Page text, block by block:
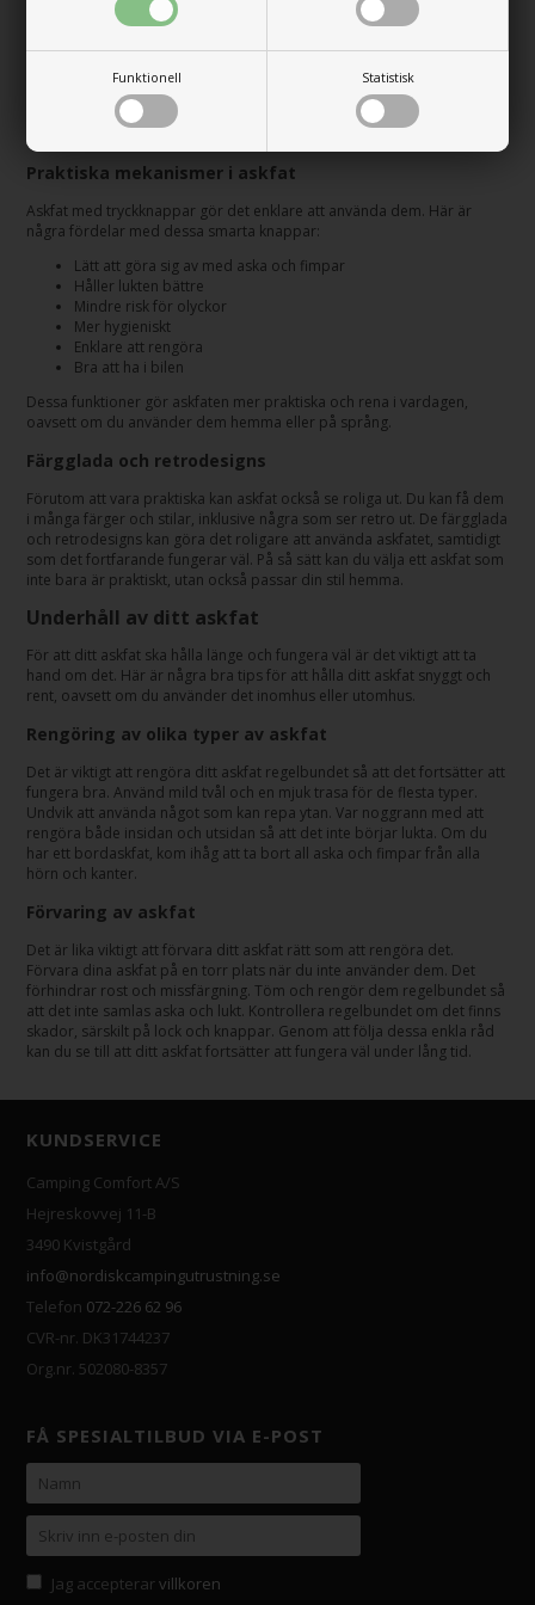
Funktionell Statistisk
använda. Här är några av de bra saker du kan hitta:
Självlysande kanter för synlighet
Vissa askfat har kanter som lyser i mörkret. Det gör dem lätta att hitta
när det är mörkt ute eller i svag belysning. Det är särskilt praktiskt om
du använder dem utomhus på kvällen.
Praktiska mekanismer i askfat
Askfat med tryckknappar gör det enklare att använda dem. Här är
några fördelar med dessa smarta knappar:
Lätt att göra sig av med aska och fimpar
Håller lukten bättre
Mindre risk för olyckor
Mer hygieniskt
Enklare att rengöra
Bra att ha i bilen
Dessa funktioner gör askfaten mer praktiska och rena i vardagen,
oavsett om du använder dem hemma eller på språng.
Färgglada och retrodesigns
Förutom att vara praktiska kan askfat också se roliga ut. Du kan få dem
i många färger och stilar, inklusive några som ser retro ut. De färgglada
och retrodesigns kan göra det roligare att använda askfatet, samtidigt
som det fortfarande fungerar väl. På så sätt kan du välja ett askfat som
inte bara är praktiskt, utan också passar din stil hemma.
Underhåll av ditt askfat
För att ditt askfat ska hålla länge och fungera väl är det viktigt att ta
hand om det. Här är några bra tips för att hålla ditt askfat snyggt och
rent, oavsett om du använder det inomhus eller utomhus.
Rengöring av olika typer av askfat
Det är viktigt att rengöra ditt askfat regelbundet så att det fortsätter att
fungera bra. Använd mild tvål och en mjuk trasa för de flesta typer.
Undvik att använda något som kan repa ytan. Var noggrann med att
rengöra både insidan och utsidan så att det inte börjar lukta. Om du
har ett bordaskfat, kom ihåg att ta bort all aska och fimpar från alla
hörn och kanter.
Förvaring av askfat
Det är lika viktigt att förvara ditt askfat rätt som att rengöra det.
Förvara dina askfat på en torr plats när du inte använder dem. Det
förhindrar rost och missfärgning. Töm och rengör dem regelbundet så
att det inte samlas aska och lukt. Kontrollera regelbundet om det finns
skador, särskilt på lock och knappar. Genom att följa dessa enkla råd
kan du se till att ditt askfat fortsätter att fungera väl under lång tid.
KUNDSERVICE
Camping Comfort A/S
Hejreskovvej 11-B
3490 Kvistgård
info@nordiskcampingutrustning.se
Telefon 072-226 62 96
CVR-nr. DK31744237
Org.nr. 502080-8357
FÅ SPESIALTILBUD VIA E-POST
Jag accepterarvillkoren